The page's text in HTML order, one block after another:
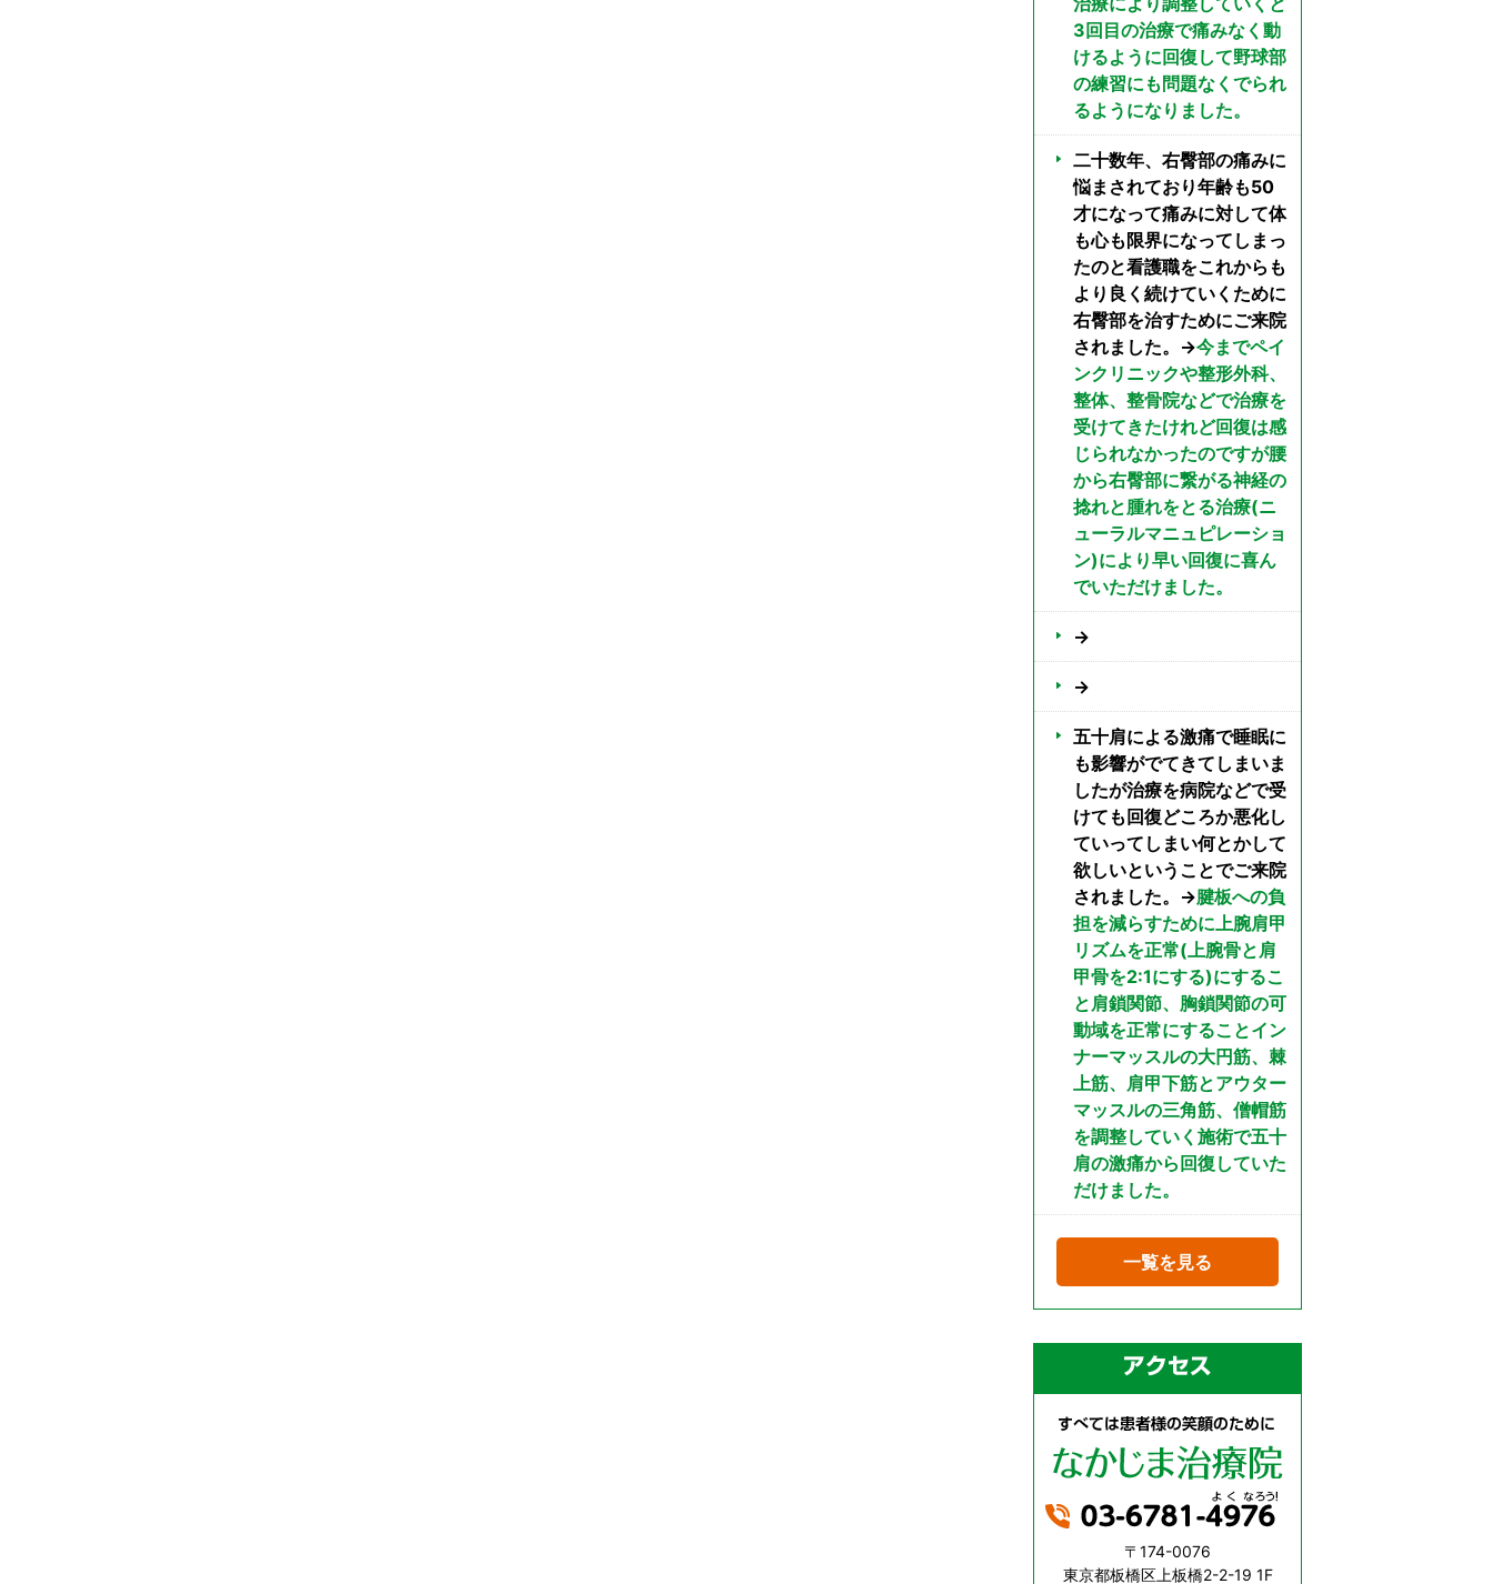
3回目の治療で痛みなく動
けるように回復して野球部
の練習にも問題なくでられ
るようになりました。
二十数年、右臀部の痛みに
悩まされており年齢も50
才になって痛みに対して体
も心も限界になってしまっ
たのと看護職をこれからも
より良く続けていくために
右臀部を治すためにご来院
されました。→今までペイ
ンクリニックや整形外科、
整体、整骨院などで治療を
受けてきたけれど回復は感
じられなかったのですが腰
から右臀部に繋がる神経の
捻れと腫れをとる治療(ニ
ューラルマニュピレーショ
ン)により早い回復に喜ん
でいただけました。
→
→
五十肩による激痛で睡眠に
も影響がでてきてしまいま
したが治療を病院などで受
けても回復どころか悪化し
ていってしまい何とかして
欲しいということでご来院
されました。→腱板への負
担を減らすために上腕肩甲
リズムを正常(上腕骨と肩
甲骨を2:1にする)にするこ
と肩鎖関節、胸鎖関節の可
動域を正常にすることイン
ナーマッスルの大円筋、棘
上筋、肩甲下筋とアウター
マッスルの三角筋、僧帽筋
を調整していく施術で五十
肩の激痛から回復していた
だけました。
一覧を見る
〒174-0076
東京都板橋区上板橋2-2-19 1F